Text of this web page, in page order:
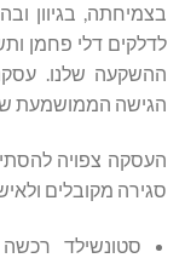
בצמיחתה, בגיוון
לדלקים דלי פחמן
ההשקעה שלנו.
הגישה הממושמעת
סגירה מקובלים